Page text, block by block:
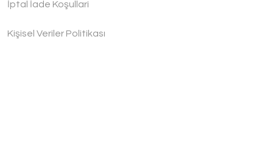
İptal İade Koşullari
Kişisel Veriler Politikası